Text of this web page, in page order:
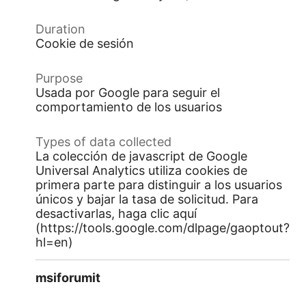
Cookie de sesión
Usada por Google para seguir el
comportamiento de los usuarios
La colección de javascript de Google
Universal Analytics utiliza cookies de
primera parte para distinguir a los usuarios
únicos y bajar la tasa de solicitud. Para
desactivarlas, haga clic aquí
(https://tools.google.com/dlpage/gaoptout?
hl=en)
msiforumit